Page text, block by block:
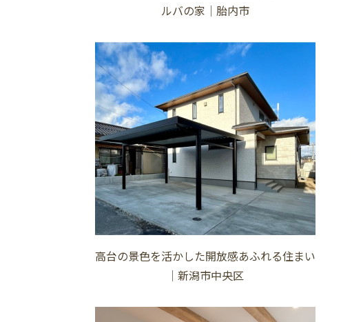
ルバの家│胎内市
高台の景色を活かした開放感あふれる住まい
│新潟市中央区